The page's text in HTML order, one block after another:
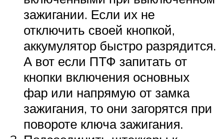
зажигании. Если их не
отключить своей кнопкой,
аккумулятор быстро разрядится.
А вот если ПТФ запитать от
кнопки включения основных
фар или напрямую от замка
зажигания, то они загорятся при
повороте ключа зажигания.